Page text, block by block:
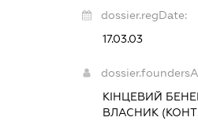
dossier.regDate:
17.03.03
КІНЦЕВИЙ
ВЛАСНИК